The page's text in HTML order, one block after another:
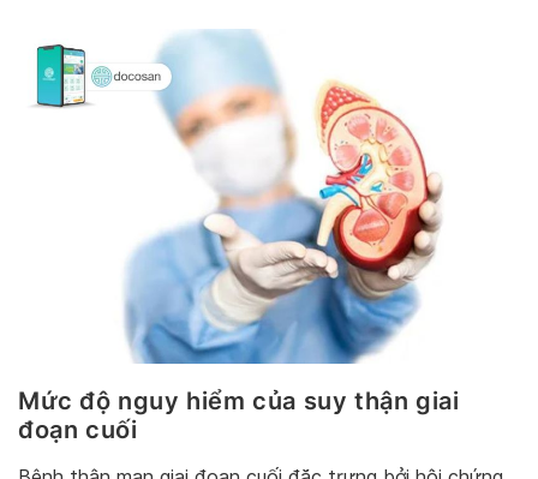
Mức độ nguy hiểm của suy thận giai
đoạn cuối